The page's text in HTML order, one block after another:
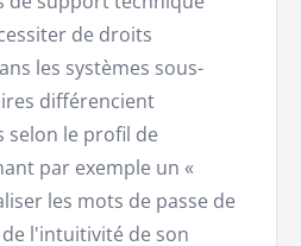
de droits
les systèmes sous-
différencient
selon le profil de
par exemple un «
les mots de passe de
l'intuitivité de son